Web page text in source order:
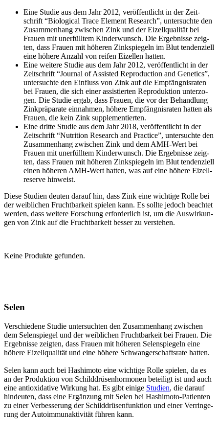
Eine Stu­die aus dem Jahr 2012, ver­öf­fent­licht in der Zeit­
schrift “Bio­lo­gi­cal Trace Ele­ment Rese­arch”, unter­such­te den
Zusam­men­hang zwi­schen Zink und der Eizell­qua­li­tät bei
Frau­en mit uner­füll­tem Kin­der­wunsch. Die Ergeb­nis­se zeig­
ten, dass Frau­en mit höhe­ren Zink­spie­geln im Blut ten­den­zi­ell
eine höhe­re Anzahl von rei­fen Eizel­len hat­ten.
Eine wei­te­re Stu­die aus dem Jahr 2012, ver­öf­fent­licht in der
Zeit­schrift “Jour­nal of Assis­ted Repro­duc­tion and Gene­tics”,
unter­such­te den Ein­fluss von Zink auf die Emp­fäng­nis­ra­ten
bei Frau­en, die sich einer assis­tier­ten Repro­duk­ti­on unter­zo­
gen. Die Stu­die ergab, dass Frau­en, die vor der Behand­lung
Zink­prä­pa­ra­te ein­nah­men, höhe­re Emp­fäng­nis­ra­ten hat­ten als
Frau­en, die kein Zink sup­ple­men­tier­ten.
Eine drit­te Stu­die aus dem Jahr 2018, ver­öf­fent­licht in der
Zeit­schrift “Nut­ri­ti­on Rese­arch and Prac­ti­ce”, unter­such­te den
Zusam­men­hang zwi­schen Zink und dem AMH-Wert bei
Frau­en mit uner­füll­tem Kin­der­wunsch. Die Ergeb­nis­se zeig­
ten, dass Frau­en mit höhe­ren Zink­spie­geln im Blut ten­den­zi­ell
einen höhe­ren AMH-Wert hat­ten, was auf eine höhe­re Eizell­
re­ser­ve hin­weist.
Die­se Stu­di­en deu­ten dar­auf hin, dass Zink eine wich­ti­ge Rol­le bei
der weib­li­chen Frucht­bar­keit spie­len kann. Es soll­te jedoch beach­tet
wer­den, dass wei­te­re For­schung erfor­der­lich ist, um die Aus­wir­kun­
gen von Zink auf die Frucht­bar­keit bes­ser zu ver­ste­hen.
Kei­ne Pro­duk­te gefun­den.
Selen
Ver­schie­de­ne Stu­die unter­such­ten den Zusam­men­hang zwi­schen
dem Selen­spie­gel und der weib­li­chen Frucht­bar­keit bei Frau­en. Die
Ergeb­nis­se zeig­ten, dass Frau­en mit höhe­ren Selen­spie­geln eine
höhe­re Eizell­qua­li­tät und eine höhe­re Schwan­ger­schafts­ra­te hat­ten.
Selen kann auch bei Hash­i­mo­to eine wich­ti­ge Rol­le spie­len, da es
an der Pro­duk­ti­on von Schild­drü­sen­hor­mo­nen betei­ligt ist und auch
eine anti­oxi­da­tive Wir­kung hat. Es gibt eini­ge Stu­di­en, die dar­auf
hin­deu­ten, dass eine Ergän­zung mit Selen bei Hash­i­mo­to-Pati­en­ten
zu einer Ver­bes­se­rung der Schild­drü­sen­funk­ti­on und einer Ver­rin­ge­
rung der Auto­im­mun­ak­ti­vi­tät füh­ren kann.